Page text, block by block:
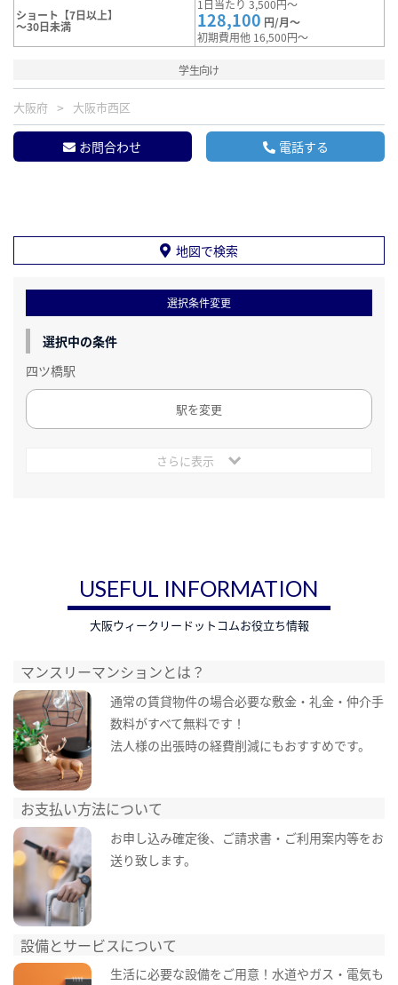
ショート【7日以上】
～30日未満
1日当たり 3,500円～
128,100 円/月～
初期費用他 16,500円～
学生向け
大阪府 大阪市西区
お問合わせ 電話する
地図で検索
選択条件変更
選択中の条件
四ツ橋駅
駅を変更
さらに表示
USEFUL INFORMATION
大阪ウィークリードットコムお役立ち情報
マンスリーマンションとは？
通常の賃貸物件の場合必要な敷金・礼金・仲介手
数料がすべて無料です！
法人様の出張時の経費削減にもおすすめです。
お支払い方法について
お申し込み確定後、ご請求書・ご利用案内等をお
送り致します。
設備とサービスについて
生活に必要な設備をご用意！水道やガス・電気も